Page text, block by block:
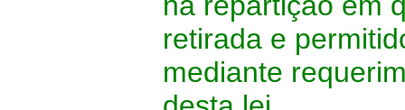
retirada e
mediante